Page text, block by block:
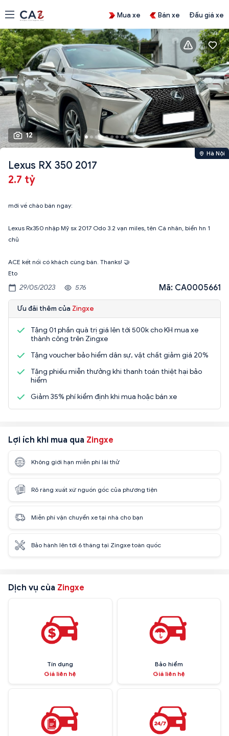
Mua xe Bán xe Đấu giá xe
12
Hà Nội
Lexus RX 350 2017
2.7 tỷ
mới về chào bán ngay:
Lexus Rx350 nhập Mỹ sx 2017 Odo 3.2 vạn miles, tên Cá nhân, biển hn 1
chủ
ACE kết nối có khách cùng bán. Thanks! 🤝
Eto
29/05/2023 576 Mã: CA0005661
Ưu đãi thêm của Zingxe
Tặng 01 phần quà trị giá lên tới 500k cho KH mua xe
thành công trên Zingxe
Tặng voucher bảo hiểm dân sự, vật chất giảm giá 20%
Tặng phiếu miễn thưởng khi thanh toán thiệt hại bảo
hiểm
Giảm 35% phí kiểm định khi mua hoặc bán xe
Lợi ích khi mua qua Zingxe
Không giới hạn miễn phí lái thử
Rõ ràng xuất xứ nguồn gốc của phương tiện
Miễn phí vận chuyển xe tại nhà cho bạn
Bảo hành lên tới 6 tháng tại Zingxe toàn quốc
Dịch vụ của Zingxe
Tín dụng
Giá liên hệ
Bảo hiểm
Giá liên hệ